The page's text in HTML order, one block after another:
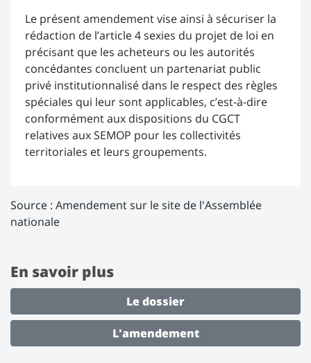
Le présent amendement vise ainsi à sécuriser la
rédaction de l’article 4 sexies du projet de loi en
précisant que les acheteurs ou les autorités
concédantes concluent un partenariat public
privé institutionnalisé dans le respect des règles
spéciales qui leur sont applicables, c’est-à-dire
conformément aux dispositions du CGCT
relatives aux SEMOP pour les collectivités
territoriales et leurs groupements.
Source : Amendement sur le site de l'Assemblée
nationale
En savoir plus
Le dossier
L'amendement